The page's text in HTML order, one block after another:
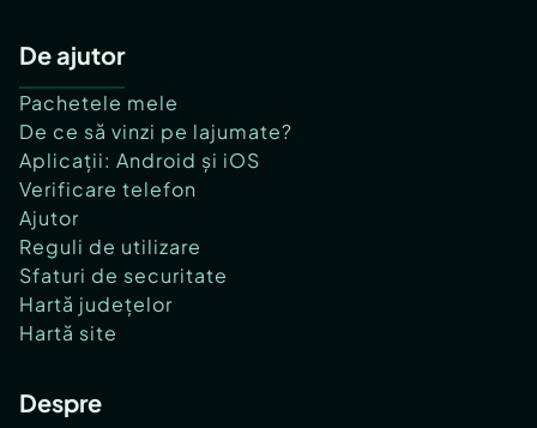
De ajutor
Pachetele mele
De ce să vinzi pe lajumate?
Aplicații: Android și iOS
Verificare telefon
Ajutor
Reguli de utilizare
Sfaturi de securitate
Hartă județelor
Hartă site
Despre